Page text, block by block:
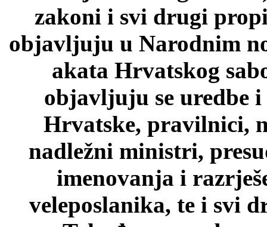
zakoni i svi drugi
objavljuju u Narodnim
akata Hrvatskog
objavljuju se uredbe
Hrvatske, pravilnici,
nadležni ministri,
imenovanja i
veleposlanika, te i svi